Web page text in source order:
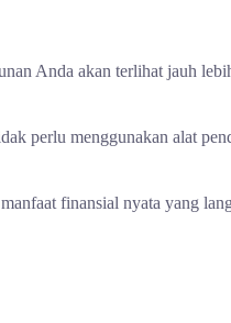
Anda akan terlihat jauh
perlu menggunakan alat
finansial nyata yang